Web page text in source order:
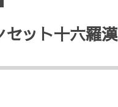
ット十六羅漢